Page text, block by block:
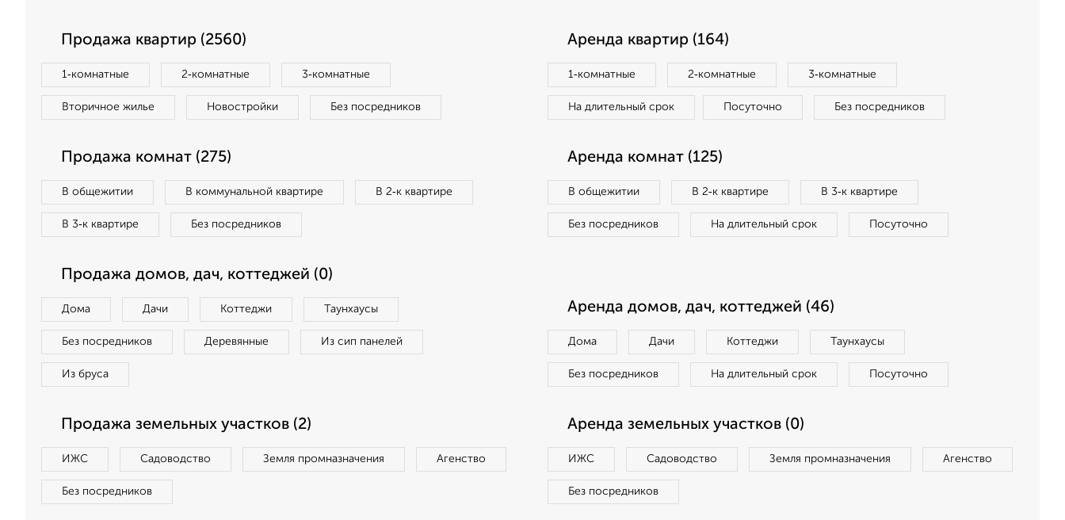
Продажа квартир (2560)
1‑комнатные 2‑комнатные 3‑комнатные
Вторичное жилье Новостройки Без посредников
Аренда квартир (164)
1‑комнатные 2‑комнатные 3‑комнатные
На длительный срок Посуточно Без посредников
Продажа комнат (275)
В общежитии В коммунальной квартире В 2‑к квартире
В 3‑к квартире Без посредников
Аренда комнат (125)
В общежитии В 2‑к квартире В 3‑к квартире
Без посредников На длительный срок Посуточно
Продажа домов, дач, коттеджей (0)
Дома Дачи Коттеджи Таунхаусы
Без посредников Деревянные Из сип панелей
Из бруса
Аренда домов, дач, коттеджей (46)
Дома Дачи Коттеджи Таунхаусы
Без посредников На длительный срок Посуточно
Продажа земельных участков (2)
ИЖС Садоводство Земля промназначения Агенство
Без посредников
Аренда земельных участков (0)
ИЖС Садоводство Земля промназначения Агенство
Без посредников